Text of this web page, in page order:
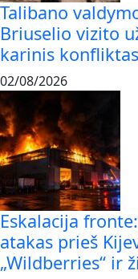
Talibano
Briuselio vizito
karinis
02/08/2026
Eskalacija
atakas prieš
„Wildberries“ ir